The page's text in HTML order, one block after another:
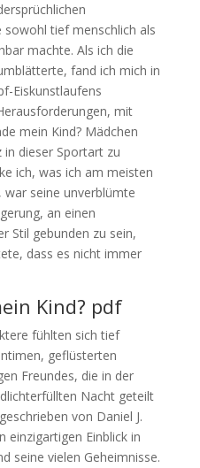
sowohl tief menschlich als
machte. Als ich die
fand ich mich in
Eiskunstlaufens
mit
mein Kind? Mädchen
dieser Sportart zu
ich, was ich am meisten
seine unverblümte
an einen
Stil gebunden zu sein,
dass es nicht immer
Kind? pdf
fühlten sich tief
geflüsterten
Freundes, die in der
Nacht geteilt
von Daniel J.
einzigartigen Einblick in
seine vielen Geheimnisse.